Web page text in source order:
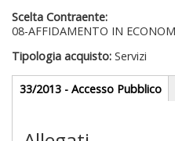
Scelta Contraente:
08-AFFIDAMENTO IN
Tipologia acquisto: Servizi
Gare appalti
33/2013 - Accesso Pubblico